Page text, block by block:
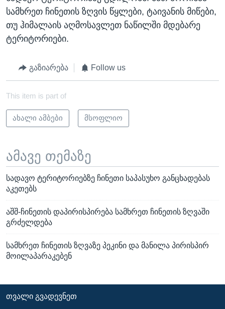
სამხრეთ ჩინეთის ზღვის წყლები, ტაივანის მიწები,
თუ ჰიმალაის აღმოსავლეთ ნაწილში მდებარე
ტერიტორიები.
გაზიარება Follow us
This item is part of
ახალი ამბები მსოფლიო
ამავე თემაზე
სადავო ტერიტორიებზე ჩინეთი საპასუხო განცხადებას
აკეთებს
აშშ-ჩინეთის დაპირისპირება სამხრეთ ჩინეთის ზღვაში
გრძელდება
სამხრეთ ჩინეთის ზღვაზე პეკინი და მანილა პირისპირ
მოილაპარაკებენ
ᲗᲕᲐᲚᲘ ᲒᲕᲐᲓᲔᲕᲜᲔᲗ